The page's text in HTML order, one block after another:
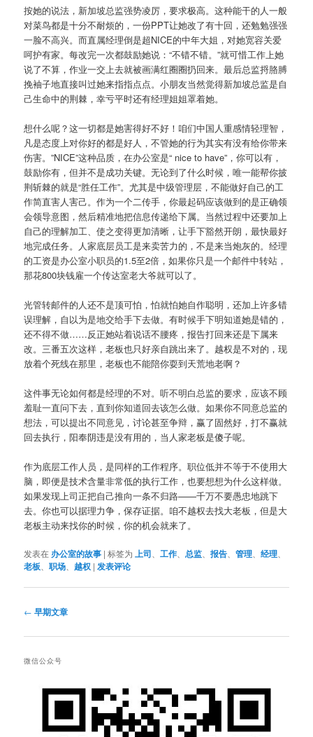
按她的说法，新加坡总监强势凌厉，要求极高。这种能干的人一般
对菜鸟都是十分不耐烦的，一份PPT让她改了有十回，还勉勉强强
一脸不高兴。而直属经理倒是超NICE的中年大姐，对她宽容关爱
呵护有家。每改完一次都鼓励她说：“不错不错。”就可惜工作上她
说了不算，作业一交上去就被画满红圈圈扔回来。最后总监捋胳膊
挽袖子地直接叫过她来指指点点。小朋友当然觉得新加坡总监是自
己生命中的荆棘，幸亏平时还有经理姐姐罩着她。
想什么呢？这一切都是她害得好不好！咱们中国人重感情轻理智，
凡是态度上对你好的都是好人，不管她的行为其实有没有给你带来
伤害。”NICE”这种品质，在办公室是“ nice to have”，你可以有，
鼓励你有，但并不是成功关键。无论到了什么时候，唯一能帮你披
荆斩棘的就是“胜任工作”。尤其是中级管理层，不能做好自己的工
作简直害人害己。作为一个二传手，你最起码应该做到的是正确领
会领导意图，然后精准地把信息传递给下属。当然过程中还要加上
自己的理解加工、使之变得更加清晰，让手下豁然开朗，最快最好
地完成任务。人家底层员工是来卖苦力的，不是来当炮灰的。经理
的工资是办公室小职员的1.5至2倍，如果你只是一个邮件中转站，
那花800块钱雇一个传达室老大爷就可以了。
光管转邮件的人还不是顶可怕，怕就怕她自作聪明，还加上许多错
误理解，自以为是地交给手下去做。有时候手下明知道她是错的，
还不得不做……反正她站着说话不腰疼，报告打回来还是下属来
改。三番五次这样，老板也只好亲自跳出来了。越权是不对的，现
放着个死线在那里，老板也不能陪你耍到天荒地老啊？
这件事无论如何都是经理的不对。听不明白总监的要求，应该不顾
羞耻一直问下去，直到你知道回去该怎么做。如果你不同意总监的
想法，可以提出不同意见，讨论甚至争辩，赢了固然好，打不赢就
回去执行，阳奉阴违是没有用的，当人家老板是傻子呢。
作为底层工作人员，是同样的工作程序。职位低并不等于不使用大
脑，即便是技术含量非常低的执行工作，也要想想为什么这样做。
如果发现上司正把自己推向一条不归路——千万不要愚忠地跳下
去。你也可以据理力争，保存证据。咱不越权去找大老板，但是大
老板主动来找你的时候，你的机会就来了。
发表在 办公室的故事 |标签为 上司 、工作 、总监 、报告 、管理 、经理
老板 、职场 、越权 | 发表评论
文
导
← 早期文章
微信公众号